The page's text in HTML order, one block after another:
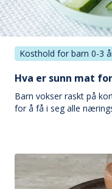
Kosthold for barn 0-3
Hva er sunn mat
Barn vokser raskt på
for å få i seg alle